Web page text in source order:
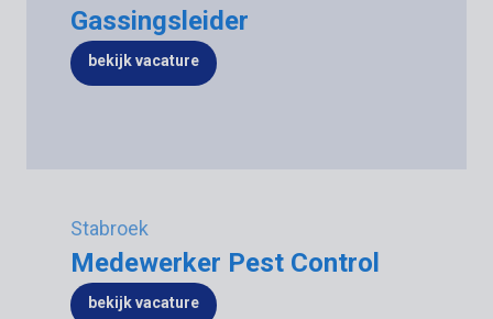
Gassingsleider
bekijk vacature
Stabroek
Medewerker Pest Control
bekijk vacature